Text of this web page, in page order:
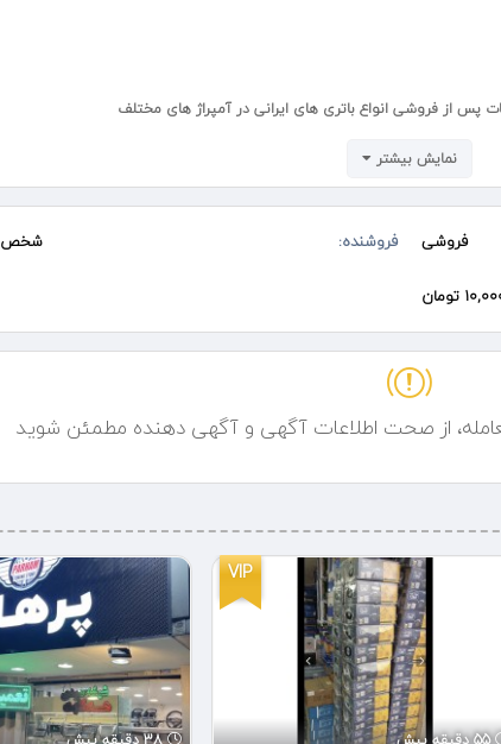
از فروشی انواع باتری های ایرانی در آمپراژ های مختلف
نمایش بیشتر
فروشی فروشنده: شخص
تومان
از صحت اطلاعات آگهی و آگهی دهنده مطمئن شوید
VIP